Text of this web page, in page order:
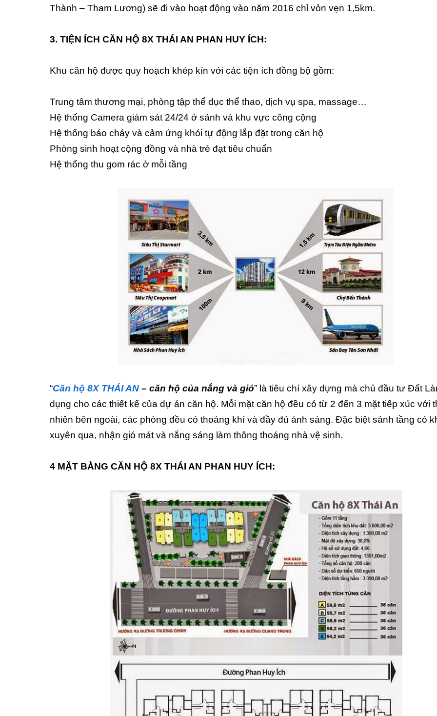
Thành – Tham Lương) sẽ đi vào hoạt động vào năm 2016 chỉ vỏn vẹn 1,5km.
3. TIỆN ÍCH CĂN HỘ 8X THÁI AN PHAN HUY ÍCH:
Khu căn hộ được quy hoạch khép kín với các tiện ích đồng bộ gồm:
Trung tâm thương mại, phòng tập thể dục thể thao, dịch vụ spa, massage…
Hệ thống Camera giám sát 24/24 ở sảnh và khu vực công cộng
Hệ thống báo cháy và cảm ứng khói tự động lắp đặt trong căn hộ
Phòng sinh hoạt cộng đồng và nhà trẻ đạt tiêu chuẩn
Hệ thống thu gom rác ở mỗi tầng
“Căn hộ 8X THÁI AN – căn hộ của nắng và gió” là tiêu chí xây dựng mà chủ đầu tư Đất
dụng cho các thiết kế của dự án căn hộ. Mỗi mặt căn hộ đều có từ 2 đến 3 mặt tiếp xúc với
nhiên bên ngoài, các phòng đều có thoáng khí và đầy đủ ánh sáng. Đặc biệt sảnh tầng có
xuyên qua, nhận gió mát và nắng sáng làm thông thoáng nhà vệ sinh.
4 MẶT BẰNG CĂN HỘ 8X THÁI AN PHAN HUY ÍCH: